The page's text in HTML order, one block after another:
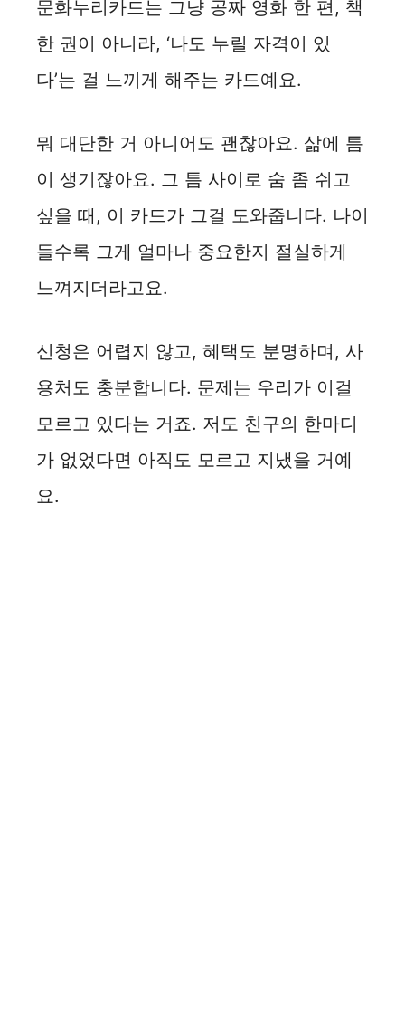
문화누리카드는 그냥 공짜 영화 한 편, 책
한 권이 아니라, ‘나도 누릴 자격이 있
다’는 걸 느끼게 해주는 카드예요.
뭐 대단한 거 아니어도 괜찮아요. 삶에 틈
이 생기잖아요. 그 틈 사이로 숨 좀 쉬고
싶을 때, 이 카드가 그걸 도와줍니다. 나이
들수록 그게 얼마나 중요한지 절실하게
느껴지더라고요.
신청은 어렵지 않고, 혜택도 분명하며, 사
용처도 충분합니다. 문제는 우리가 이걸
모르고 있다는 거죠. 저도 친구의 한마디
가 없었다면 아직도 모르고 지냈을 거예
요.